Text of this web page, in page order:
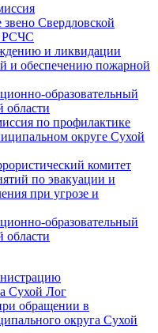
Свердловской
РСЧС
и ликвидации
и обеспечению пожарной
образовательный
области
по профилактике
округе Сухой
комитет
по эвакуации и
при угрозе и
образовательный
области
Сухой Лог
обращении в
округа Сухой